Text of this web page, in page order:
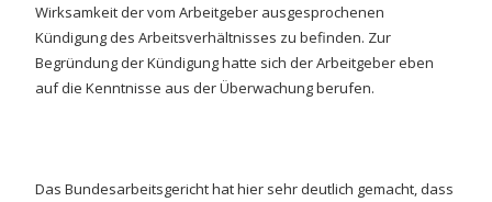
Wirksamkeit der vom Arbeitgeber ausgesprochenen
Kündigung des Arbeitsverhältnisses zu befinden. Zur
Begründung der Kündigung hatte sich der Arbeitgeber eben
auf die Kenntnisse aus der Überwachung berufen.
Das Bundesarbeitsgericht hat hier sehr deutlich gemacht, dass